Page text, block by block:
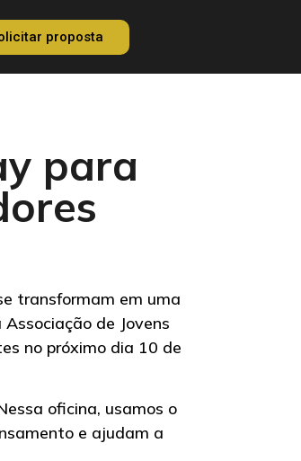
proposta
para
transformam em uma
de Jovens
no próximo dia 10 de
oficina, usamos o
e ajudam a